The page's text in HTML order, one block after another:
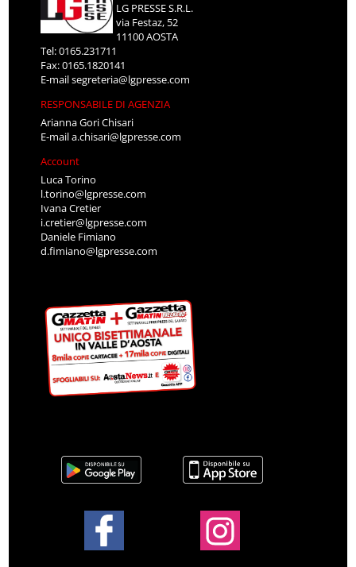
LG PRESSE S.R.L.
via Festaz, 52
11100 AOSTA
Tel: 0165.231711
Fax: 0165.1820141
E-mailsegreteria@lgpresse.com
RESPONSABILE DI AGENZIA
Arianna Gori Chisari
E-maila.chisari@lgpresse.com
Account
Luca Torino
l.torino@lgpresse.com
Ivana Cretier
i.cretier@lgpresse.com
Daniele Fimiano
d.fimiano@lgpresse.com